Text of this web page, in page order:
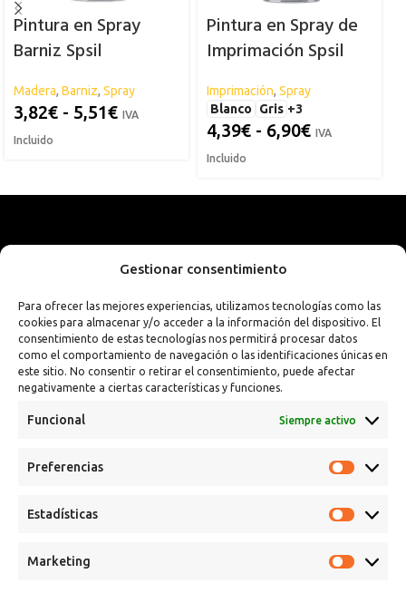
Gestionar consentimiento
Para ofrecer las mejores experiencias, utilizamos tecnologías como las
cookies para almacenar y/o acceder a la información del dispositivo. El
consentimiento de estas tecnologías nos permitirá procesar datos
como el comportamiento de navegación o las identificaciones únicas en
este sitio. No consentir o retirar el consentimiento, puede afectar
negativamente a ciertas características y funciones.
Funcional Siempre activo
Preferencias
Estadísticas
Marketing
Pintura en Spray
Barniz Spsil
Madera, Barniz, Spray
3,82€ - 5,51€ IVA
Incluido
Pintura en Spray de
Imprimación Spsil
Imprimación, Spray
Blanco
Gris +3
4,39€ - 6,90€ IVA
Incluido